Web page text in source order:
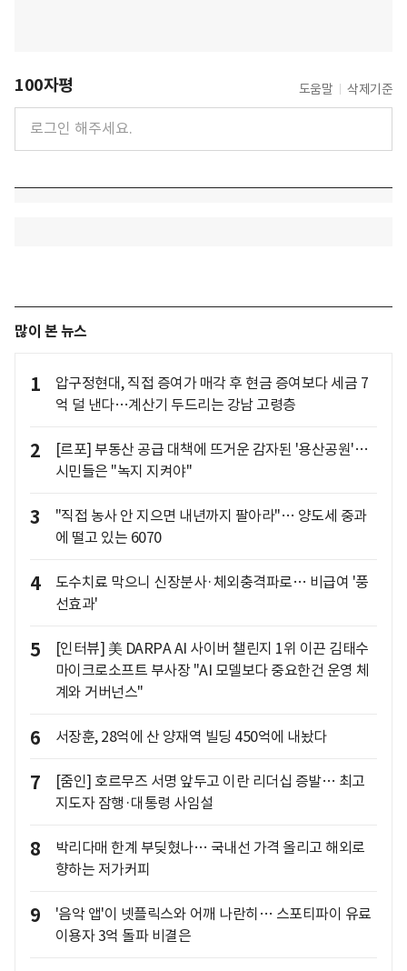
100자평 도움말 삭제기준
많이 본 뉴스
1
압구정현대, 직접 증여가 매각 후 현금 증여보다 세금 7
억 덜 낸다…계산기 두드리는 강남 고령층
2
[르포] 부동산 공급 대책에 뜨거운 감자된 '용산공원'…
시민들은 "녹지 지켜야"
3
"직접 농사 안 지으면 내년까지 팔아라"… 양도세 중과
에 떨고 있는 6070
4
도수치료 막으니 신장분사·체외충격파로… 비급여 '풍
선효과'
5
[인터뷰] 美 DARPA AI 사이버 챌린지 1위 이끈 김태수
마이크로소프트 부사장 "AI 모델보다 중요한건 운영 체
계와 거버넌스"
6 서장훈, 28억에 산 양재역 빌딩 450억에 내놨다
7
[줌인] 호르무즈 서명 앞두고 이란 리더십 증발… 최고
지도자 잠행·대통령 사임설
8
박리다매 한계 부딪혔나… 국내선 가격 올리고 해외로
향하는 저가커피
9
'음악 앱'이 넷플릭스와 어깨 나란히… 스포티파이 유료
이용자 3억 돌파 비결은